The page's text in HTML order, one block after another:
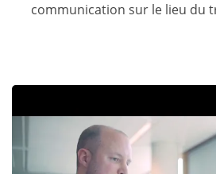
communication sur le lieu du